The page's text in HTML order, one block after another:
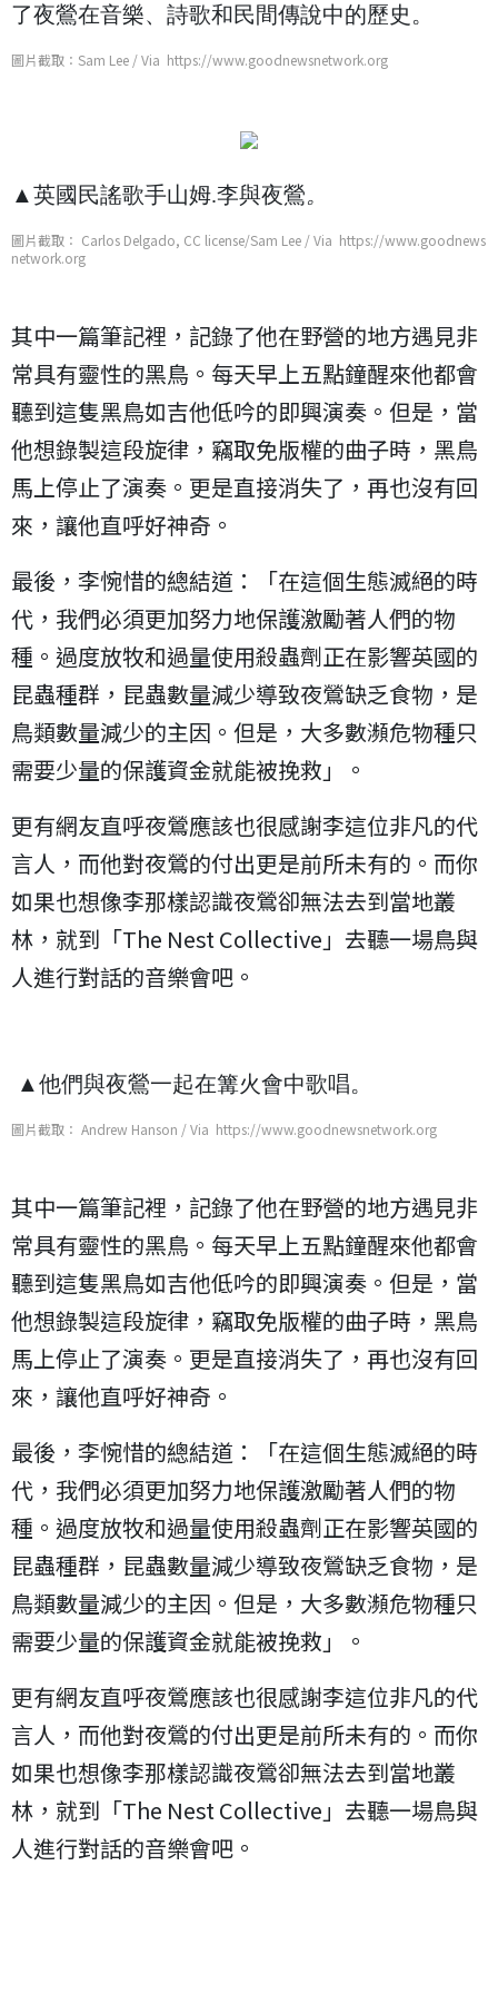
了夜鶯在音樂、詩歌和民間傳說中的歷史。
圖片截取：Sam Lee / Via https://www.goodnewsnetwork.org
▲英國民謠歌手山姆.李與夜鶯。
圖片截取： Carlos Delgado, CC license/Sam Lee / Via https://www.goodnews
network.org
其中一篇筆記裡，記錄了他在野營的地方遇見非
常具有靈性的黑鳥。每天早上五點鐘醒來他都會
聽到這隻黑鳥如吉他低吟的即興演奏。但是，當
他想錄製這段旋律，竊取免版權的曲子時，黑鳥
馬上停止了演奏。更是直接消失了，再也沒有回
來，讓他直呼好神奇。
最後，李惋惜的總結道：「在這個生態滅絕的時
代，我們必須更加努力地保護激勵著人們的物
種。過度放牧和過量使用殺蟲劑正在影響英國的
昆蟲種群，昆蟲數量減少導致夜鶯缺乏食物，是
鳥類數量減少的主因。但是，大多數瀕危物種只
需要少量的保護資金就能被挽救」。
更有網友直呼夜鶯應該也很感謝李這位非凡的代
言人，而他對夜鶯的付出更是前所未有的。而你
如果也想像李那樣認識夜鶯卻無法去到當地叢
林，就到「The Nest Collective」去聽一場鳥與
人進行對話的音樂會吧。
▲他們與夜鶯一起在篝火會中歌唱。
圖片截取： Andrew Hanson / Via https://www.goodnewsnetwork.org
其中一篇筆記裡，記錄了他在野營的地方遇見非
常具有靈性的黑鳥。每天早上五點鐘醒來他都會
聽到這隻黑鳥如吉他低吟的即興演奏。但是，當
他想錄製這段旋律，竊取免版權的曲子時，黑鳥
馬上停止了演奏。更是直接消失了，再也沒有回
來，讓他直呼好神奇。
最後，李惋惜的總結道：「在這個生態滅絕的時
代，我們必須更加努力地保護激勵著人們的物
種。過度放牧和過量使用殺蟲劑正在影響英國的
昆蟲種群，昆蟲數量減少導致夜鶯缺乏食物，是
鳥類數量減少的主因。但是，大多數瀕危物種只
需要少量的保護資金就能被挽救」。
更有網友直呼夜鶯應該也很感謝李這位非凡的代
言人，而他對夜鶯的付出更是前所未有的。而你
如果也想像李那樣認識夜鶯卻無法去到當地叢
林，就到「The Nest Collective」去聽一場鳥與
人進行對話的音樂會吧。